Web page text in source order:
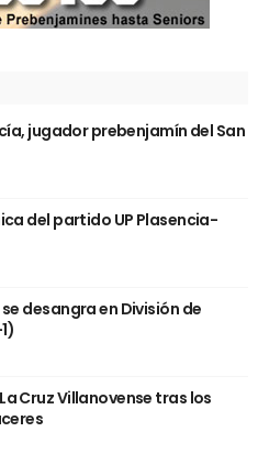
jugador prebenjamín del San
del partido UP Plasencia-
se desangra en División de
Cruz Villanovense tras los